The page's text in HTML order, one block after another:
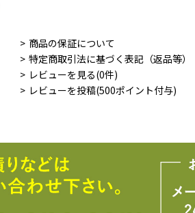
商品の保証について
特定商取引法に基づく表記（返品等）
レビューを見る(0件)
レビューを投稿(500ポイント付与)